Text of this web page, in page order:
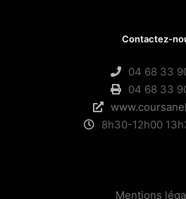
Contactez-
04 68 33
04 68 33
8h30-12h00
Mentions